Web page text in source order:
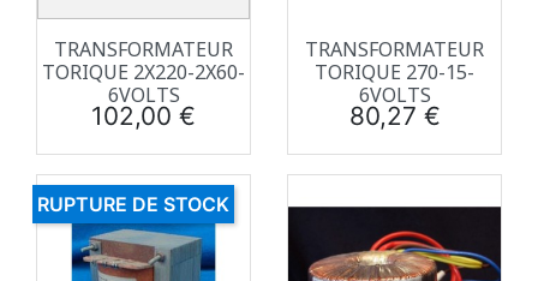
TRANSFORMATEUR
TORIQUE 2X220-2X60-
6VOLTS
Prix
102,00 €
TRANSFORMATEUR
TORIQUE 270-15-
6VOLTS
Prix
80,27 €
RUPTURE DE STOCK